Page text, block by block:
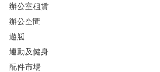
辦公室租賃
辦公空間
遊艇
運動及健身
配件市場